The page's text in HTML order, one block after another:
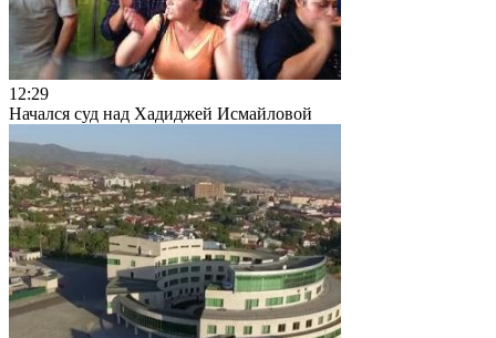
12:29
Начался суд над Хадиджей Исмайловой